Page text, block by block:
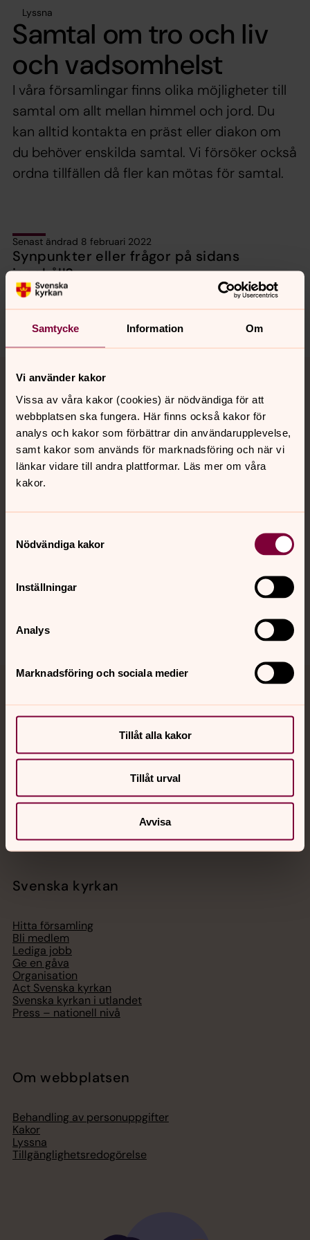
Samtycke Information Om
Vi använder kakor
Vissa av våra kakor (cookies) är nödvändiga för att
webbplatsen ska fungera. Här finns också kakor för
analys och kakor som förbättrar din användarupplevelse,
samt kakor som används för marknadsföring och när vi
länkar vidare till andra plattformar. Läs mer om våra
kakor.
Nödvändiga kakor
Inställningar
Analys
Marknadsföring och sociala medier
Tillåt alla kakor
Tillåt urval
Avvisa
Lyssna
Samtal om tro och liv
och vadsomhelst
I våra församlingar finns olika möjligheter till
samtal om allt mellan himmel och jord. Du
kan alltid kontakta en präst eller diakon om
du behöver enskilda samtal. Vi försöker också
ordna tillfällen då fler kan mötas för samtal.
Senast ändrad 8 februari 2022
Synpunkter eller frågor på sidans
innehåll?
uppvidinge.pastorat@svenskakyrkan.se
Kontakt
Kalender
Hitta snabbt
Sociala kanaler
Akut samtals- och krisstöd. Prata eller chatta anonymt
med en präst på kvällar och nätter.
Digitalt brev
Svenska kyrkan
Hitta församling
Bli medlem
Lediga jobb
Ge en gåva
Organisation
Act Svenska kyrkan
Svenska kyrkan i utlandet
Press – nationell nivå
Om webbplatsen
Behandling av personuppgifter
Kakor
Lyssna
Tillgänglighetsredogörelse